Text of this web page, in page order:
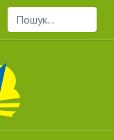
Пошук...